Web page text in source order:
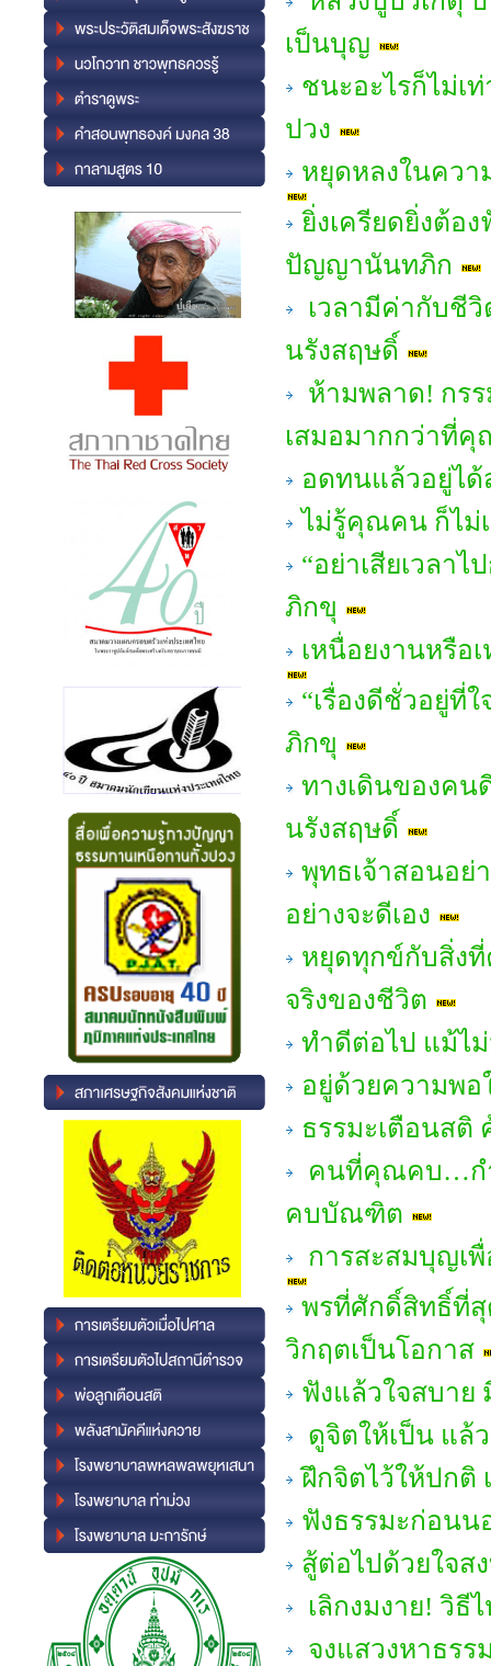
เป็นบุญ
ชนะอะไรก็ไม่เ
ปวง
หยุดหลงในควา
ยิ่งเครียดยิ่งต้อ
ปัญญานันทภิก
เวลามีค่ากับชี
นรังสฤษดิ์
ห้ามพลาด! กร
เสมอมากกว่าที่
อดทนแล้วอยู่ไ
ไม่รู้คุณคน ก็ไม่
“อย่าเสียเวลา
ภิกขุ
เหนื่อยงานหรือ
“เรื่องดีชั่วอยู่ที่
ภิกขุ
ทางเดินของค
นรังสฤษดิ์
พุทธเจ้าสอนอย่
อย่างจะดีเอง
หยุดทุกข์กับสิ่งที่
จริงของชีวิต
ทำดีต่อไป แม้ไ
อยู่ด้วยความพ
ธรรมะเตือนส
คนที่คุณคบ…กำ
คบบัณฑิต
การสะสมบุญเ
พรที่ศักดิ์สิทธิ์ที่สุ
วิกฤตเป็นโอกาส
ฟังแล้วใจสบาย
ดูจิตให้เป็น แล้
ฝึกจิตไว้ให้ปก
ฟังธรรมะก่อนน
สู้ต่อไปด้วยใจ
เลิกงมงาย! วิ
จงแสวงหาธรร